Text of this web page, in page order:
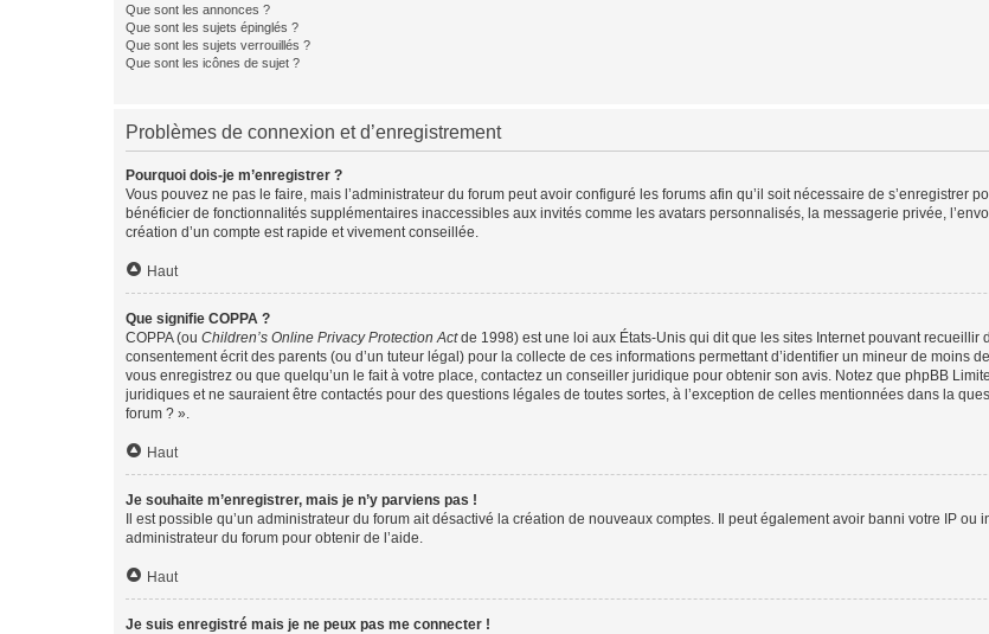
Que sont les annonces ?
Que sont les sujets épinglés ?
Que sont les sujets verrouillés ?
Que sont les icônes de sujet ?
Problèmes de connexion et d’enregistrement
Pourquoi dois-je m’enregistrer ?
Vous pouvez ne pas le faire, mais l’administrateur du forum peut avoir configuré les forums afin qu’il soit nécessaire de s’enregistrer
bénéficier de fonctionnalités supplémentaires inaccessibles aux invités comme les avatars personnalisés, la messagerie privée,
création d’un compte est rapide et vivement conseillée.
Haut
Que signifie COPPA ?
COPPA (ou Children’s Online Privacy Protection Actde 1998) est une loi aux États-Unis qui dit que les sites Internet pouvant
consentement écrit des parents (ou d’un tuteur légal) pour la collecte de ces informations permettant d’identifier un mineur de moins
vous enregistrez ou que quelqu’un le fait à votre place, contactez un conseiller juridique pour obtenir son avis. Notez que phpBB
juridiques et ne sauraient être contactés pour des questions légales de toutes sortes, à l’exception de celles mentionnées dans la
forum ? ».
Haut
Je souhaite m’enregistrer, mais je n’y parviens pas !
Il est possible qu’un administrateur du forum ait désactivé la création de nouveaux comptes. Il peut également avoir banni votre IP
administrateur du forum pour obtenir de l’aide.
Haut
Je suis enregistré mais je ne peux pas me connecter !